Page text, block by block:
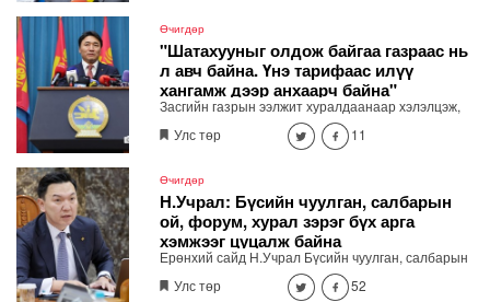
Өчигдөр
"Шатахууныг олдож байгаа газраас нь
л авч байна. Үнэ тарифаас илүү
хангамж дээр анхаарч байна"
Засгийн газрын ээлжит хуралдаанаар хэлэлцэж,
шийдвэрлэсэн асуудлыг танилцуулж байна.
Улс төр 11
Өчигдөр
Н.Учрал: Бүсийн чуулган, салбарын
ой, форум, хурал зэрэг бүх арга
хэмжээг цуцалж байна
Ерөнхий сайд Н.Учрал Бүсийн чуулган, салбарын
ой, форум, хурал гээд бүх арга хэмжээг цуцалж
байна. Засгийн газрын зөвшөөрөлгүй гадаад
Улс төр 52